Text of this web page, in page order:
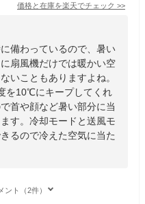
価格と在庫を楽天でチェック >>
備わっているので、暑い
扇風機だけでは暖かい空
いこともありますよね。
を10℃にキープしてくれ
首や顔など暑い部分に当
す。冷却モードと送風モ
るので冷えた空気に当た
ント（2件）